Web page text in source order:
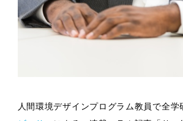
人間環境デザインプログラム教員で全学